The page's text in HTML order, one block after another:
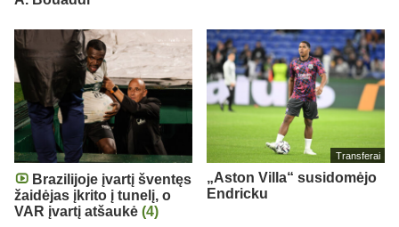
Brazilijoje įvartį šventęs
žaidėjas įkrito į tunelį, o
VAR įvartį atšaukė (4)
Transferai
„Aston Villa“ susidomėjo
Endricku